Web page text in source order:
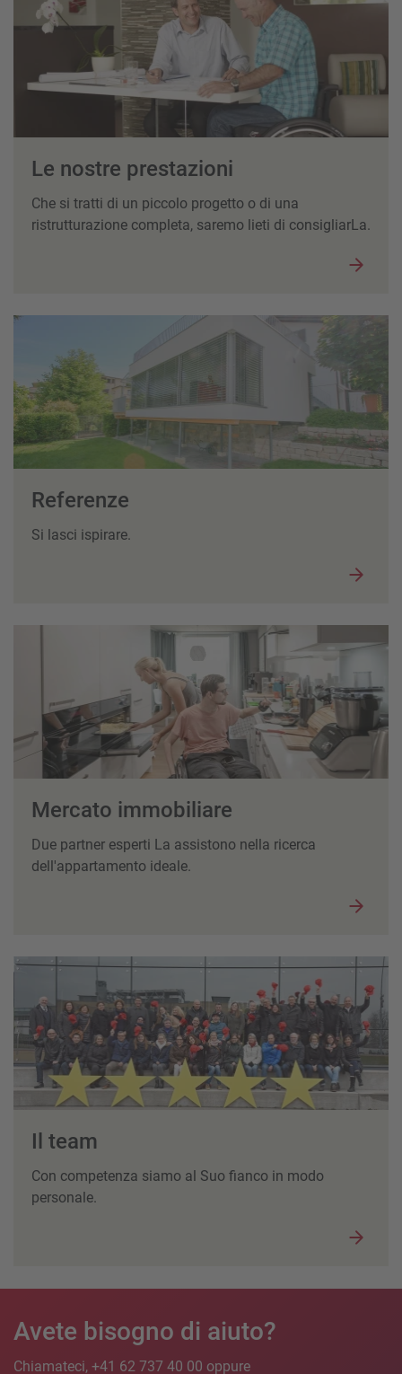
Le nostre prestazioni
Che si tratti di un piccolo progetto o di una
ristrutturazione completa, saremo lieti di consigliarLa.
Referenze
Si lasci ispirare.
Mercato immobiliare
Due partner esperti La assistono nella ricerca
dell'appartamento ideale.
Il team
Con competenza siamo al Suo fianco in modo
personale.
Avete bisogno di aiuto?
Chiamateci, +41 62 737 40 00 oppure